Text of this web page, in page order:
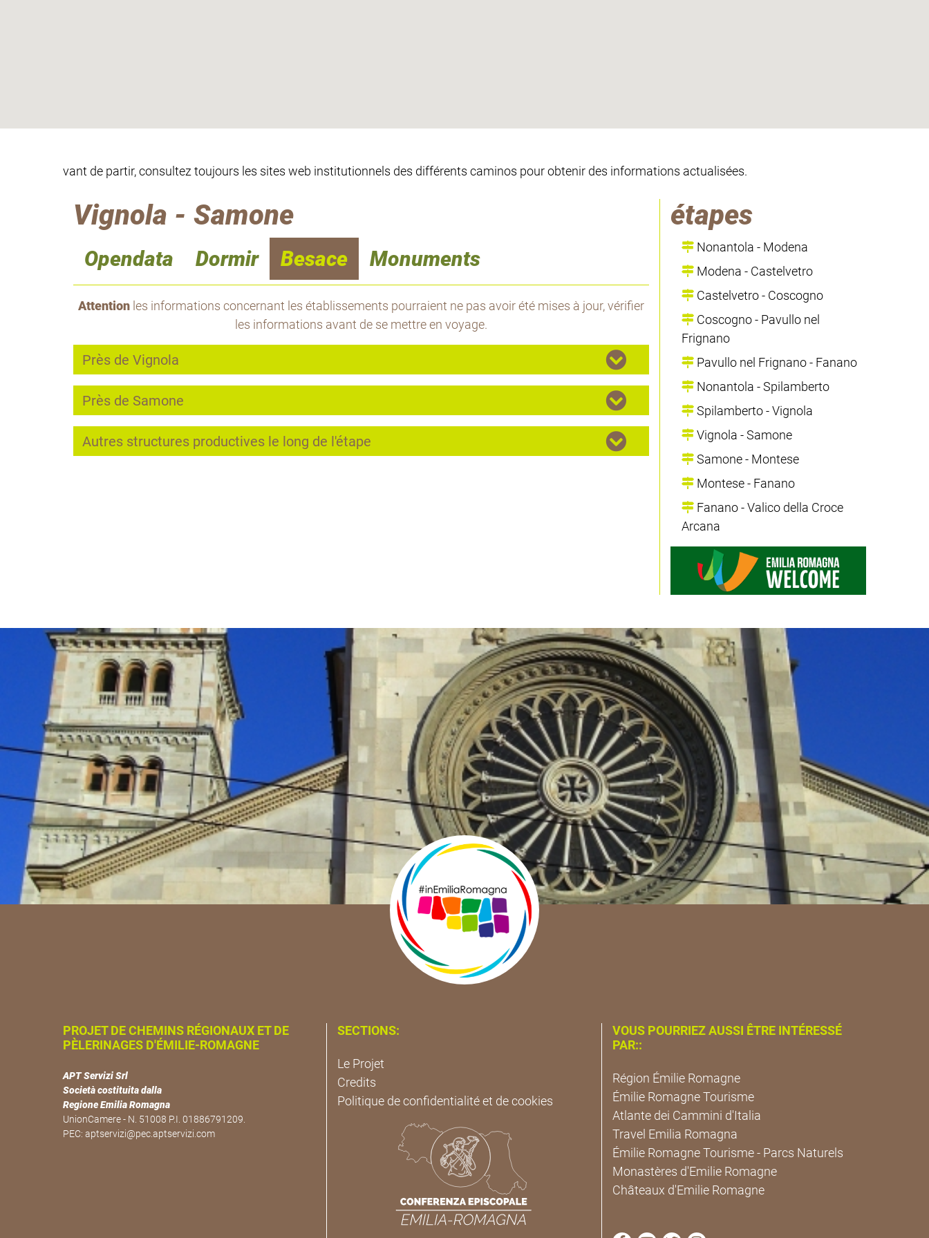
vant de partir, consultez toujours les sites web institutionnels des différents caminos pour obtenir des informations actualisées.
Vignola - Samone
Opendata Dormir Besace Monuments
Attention les informations concernant les établissements pourraient ne pas avoir été mises à jour, vérifier
les informations avant de se mettre en voyage.
Près de Vignola
Près de Samone
Autres structures productives le long de l'étape
étapes
Nonantola - Modena
Modena - Castelvetro
Castelvetro - Coscogno
Coscogno - Pavullo nel
Frignano
Pavullo nel Frignano - Fanano
Nonantola - Spilamberto
Spilamberto - Vignola
Vignola - Samone
Samone - Montese
Montese - Fanano
Fanano - Valico della Croce
Arcana
PROJET DE CHEMINS RÉGIONAUX ET DE
PÈLERINAGES D'ÉMILIE-ROMAGNE
APT Servizi Srl
Società costituita dalla
Regione Emilia Romagna
UnionCamere - N. 51008 P.I. 01886791209.
PEC: aptservizi@pec.aptservizi.com
SECTIONS:
Le Projet
Credits
Politique de confidentialité et de cookies
VOUS POURRIEZ AUSSI ÊTRE INTÉRESSÉ
PAR::
Région Émilie Romagne
Émilie Romagne Tourisme
Atlante dei Cammini d'Italia
Travel Emilia Romagna
Émilie Romagne Tourisme - Parcs Naturels
Monastères d'Emilie Romagne
Châteaux d'Emilie Romagne